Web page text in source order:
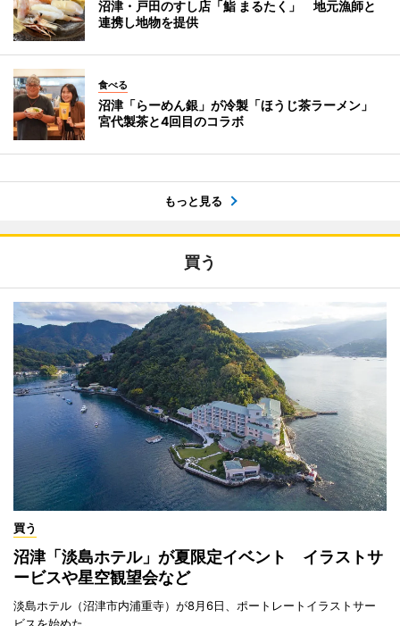
沼津・戸田のすし店「鮨 まるたく」 地元漁師と
連携し地物を提供
食べる
沼津「らーめん銀」が冷製「ほうじ茶ラーメン」
宮代製茶と4回目のコラボ
もっと見る
買う
買う
沼津「淡島ホテル」が夏限定イベント イラストサ
ービスや星空観望会など
淡島ホテル（沼津市内浦重寺）が8月6日、ポートレートイラストサー